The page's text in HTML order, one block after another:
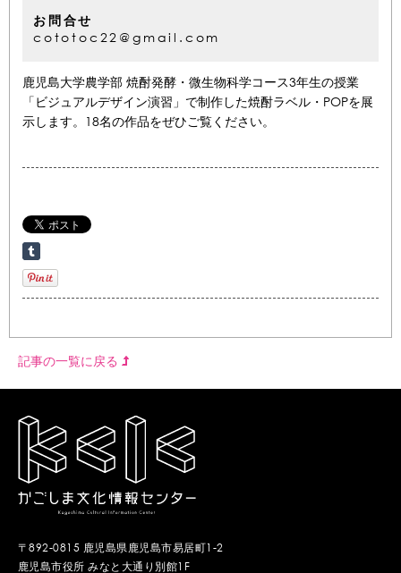
お問合せ
cototoc22@gmail.com
鹿児島大学農学部 焼酎発酵・微生物科学コース3年生の授業
「ビジュアルデザイン演習」で制作した焼酎ラベル・POPを展
示します。18名の作品をぜひご覧ください。
記事の一覧に戻る
〒892-0815 鹿児島県鹿児島市易居町1-2
鹿児島市役所 みなと大通り別館1F